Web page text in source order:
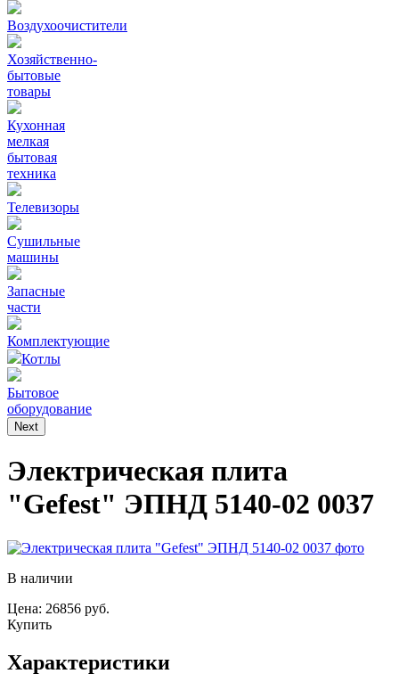
Воздухоочистители
Хозяйственно-
бытовые
товары
Кухонная
мелкая
бытовая
техника
Телевизоры
Сушильные
машины
Запасные
части
Комплектующие
Котлы
Бытовое
оборудование
Next
Электрическая плита
"Gefest" ЭПНД 5140-02 0037
В наличии
Цена: 26856 руб.
Купить
Характеристики